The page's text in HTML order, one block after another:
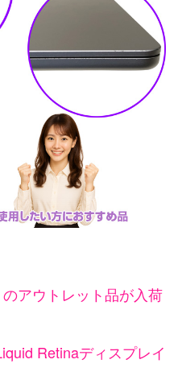
アウトレット品が入荷
Retinaディスプレイ